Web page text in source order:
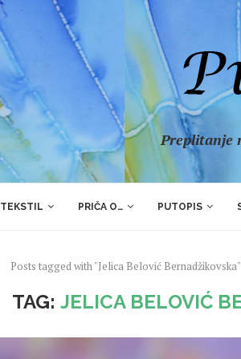
Preplitanje
TEKSTIL PRIČA O… PUTOPIS
Posts tagged with "Jelica Belović Bernadžikovska"
TAG:JELICA BELOVIĆ